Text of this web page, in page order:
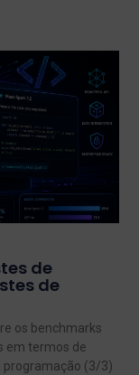
de
de
os benchmarks
em termos de
programação (3/3)